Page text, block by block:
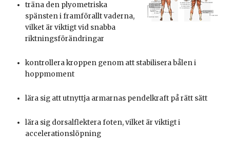
träna den plyometriska
spänsten i framförallt vaderna,
vilket är viktigt vid snabba
riktningsförändringar
kontrollera kroppen genom att stabilisera bålen i
hoppmoment
lära sig att utnyttja armarnas pendelkraft på rätt sätt
lära sig dorsalflektera foten, vilket är viktigt i
accelerationslöpning